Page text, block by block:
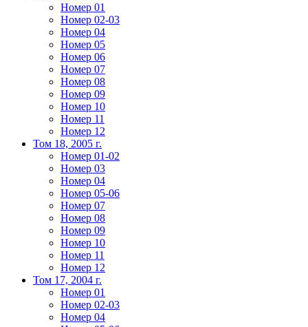
Номер 01
Номер 02-03
Номер 04
Номер 05
Номер 06
Номер 07
Номер 08
Номер 09
Номер 10
Номер 11
Номер 12
Том 18, 2005 г.
Номер 01-02
Номер 03
Номер 04
Номер 05-06
Номер 07
Номер 08
Номер 09
Номер 10
Номер 11
Номер 12
Том 17, 2004 г.
Номер 01
Номер 02-03
Номер 04